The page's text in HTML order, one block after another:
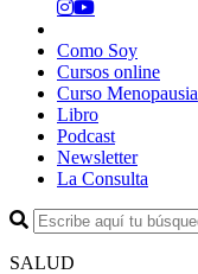
Como Soy
Cursos online
Curso Menopausia
Libro
Podcast
Newsletter
La Consulta
SALUD